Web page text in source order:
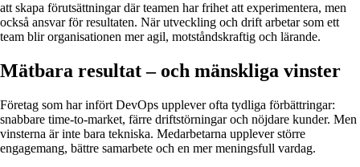
att skapa förutsättningar där teamen har frihet att experimentera, men
också ansvar för resultaten. När utveckling och drift arbetar som ett
team blir organisationen mer agil, motståndskraftig och lärande.
Mätbara resultat – och mänskliga vinster
Företag som har infört DevOps upplever ofta tydliga förbättringar:
snabbare time-to-market, färre driftstörningar och nöjdare kunder. Men
vinsterna är inte bara tekniska. Medarbetarna upplever större
engagemang, bättre samarbete och en mer meningsfull vardag.